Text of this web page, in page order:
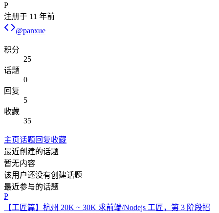
P
注册于 11 年前
@panxue
积分
25
话题
0
回复
5
收藏
35
主页话题回复收藏
最近创建的话题
暂无内容
该用户还没有创建话题
最近参与的话题
P
【工匠篇】杭州 20K ~ 30K 求前端/Nodejs 工匠，第 3 阶段招